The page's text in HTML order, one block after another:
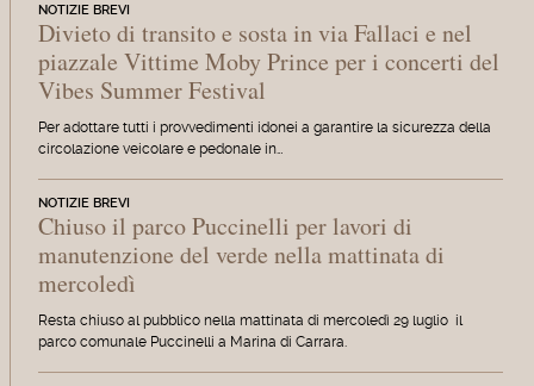
NOTIZIE BREVI
Divieto di transito e sosta in via Fallaci e nel
piazzale Vittime Moby Prince per i concerti del
Vibes Summer Festival
Per adottare tutti i provvedimenti idonei a garantire la sicurezza della
circolazione veicolare e pedonale in…
NOTIZIE BREVI
Chiuso il parco Puccinelli per lavori di
manutenzione del verde nella mattinata di
mercoledì
Resta chiuso al pubblico nella mattinata di mercoledì 29 luglio il
parco comunale Puccinelli a Marina di Carrara.